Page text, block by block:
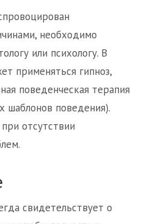
необходимо
или психологу. В
применяться гипноз,
поведенческая терапия
шаблонов поведения).
отсутствии
свидетельствует о